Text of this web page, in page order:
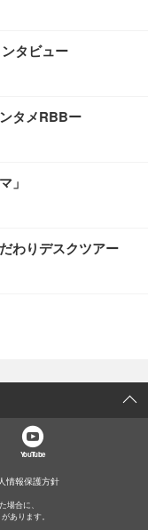
タビュー
タメRBBー
」
わりデスクツアー
YouTube
情報保護方針
合に、
あります。